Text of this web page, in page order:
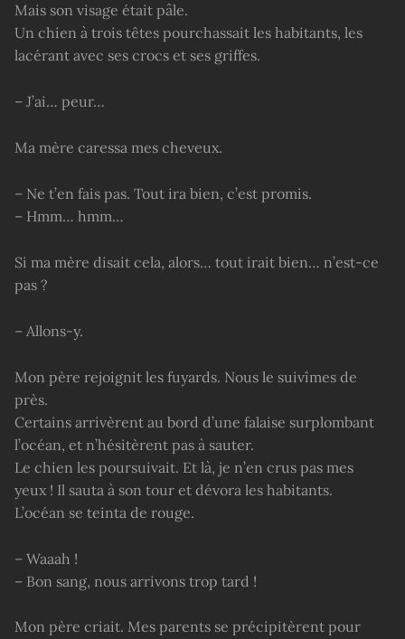
Mais son visage était pâle.
Un chien à trois têtes pourchassait les habitants, les
lacérant avec ses crocs et ses griffes.
– J’ai… peur…
Ma mère caressa mes cheveux.
– Ne t’en fais pas. Tout ira bien, c’est promis.
– Hmm… hmm…
Si ma mère disait cela, alors… tout irait bien… n’est-ce
pas ?
– Allons-y.
Mon père rejoignit les fuyards. Nous le suivîmes de
près.
Certains arrivèrent au bord d’une falaise surplombant
l’océan, et n’hésitèrent pas à sauter.
Le chien les poursuivait. Et là, je n’en crus pas mes
yeux ! Il sauta à son tour et dévora les habitants.
L’océan se teinta de rouge.
– Waaah !
– Bon sang, nous arrivons trop tard !
Mon père criait. Mes parents se précipitèrent pour